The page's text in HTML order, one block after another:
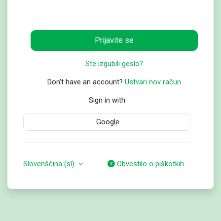
Prijavite se
Ste izgubili geslo?
Don't have an account? Ustvari nov račun
Sign in with
Google
Slovenščina ‎(sl)‎ Obvestilo o piškotkih